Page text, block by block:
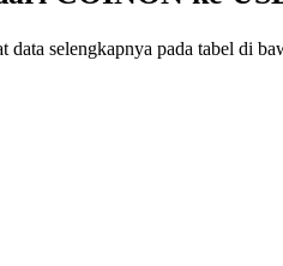
selengkapnya pada tabel di